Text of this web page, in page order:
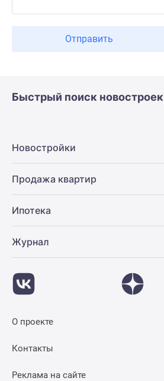
Отправить
Быстрый поиск новостроек
Новостройки
Продажа квартир
Ипотека
Журнал
О проекте
Контакты
Реклама на сайте